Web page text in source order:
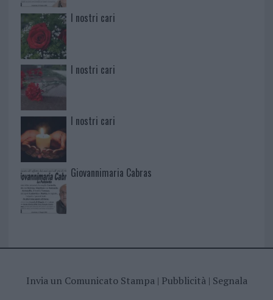
I nostri cari
I nostri cari
I nostri cari
Giovannimaria Cabras
Invia un Comunicato Stampa| Pubblicità| Segnala